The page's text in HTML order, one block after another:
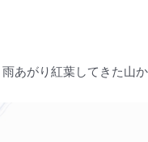
あがり紅葉してきた山